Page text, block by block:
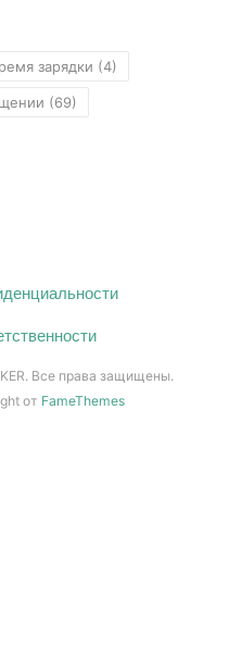
зарядки (4)
(69)
Все права защищены.
от FameThemes